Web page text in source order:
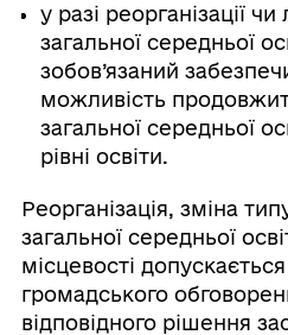
у разі реорганізації чи
загальної середньої
зобов’язаний
можливість
загальної середньої
рівні освіти.
Реорганізація, зміна
загальної середньої
місцевості
громадського
відповідного рішення